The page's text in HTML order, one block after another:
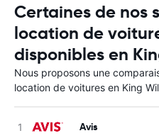
Certaines de nos
location de
disponibles en
Nous proposons une
location de voitures en King
Avis